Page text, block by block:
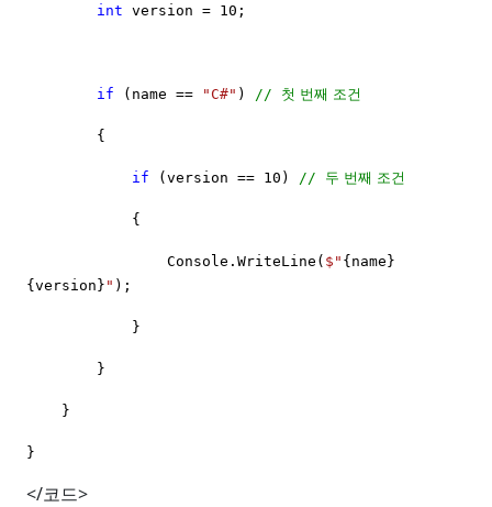
int version = 10;
if (name == "C#" ) // 첫 번째 조건
{
if (version == 10) // 두 번째 조건
{
Console.WriteLine( $" {name}
{version} " );
}
}
}
}
</코드>